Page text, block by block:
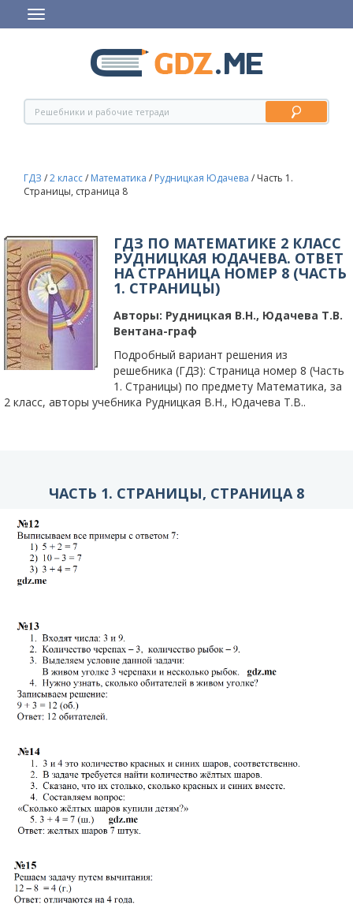
ГДЗ /2 класс/ Математика / Рудницкая Юдачева / Часть 1.
Страницы, страница 8
ГДЗ ПО МАТЕМАТИКЕ 2 КЛАСС
РУДНИЦКАЯ ЮДАЧЕВА. ОТВЕТ
НА СТРАНИЦА НОМЕР 8 (ЧАСТЬ
1. СТРАНИЦЫ)
Авторы: Рудницкая В.Н., Юдачева T.B.
Вентана-граф
Подробный вариант решения из
решебника (ГДЗ): Страница номер 8 (Часть
1. Страницы) по предмету Математика, за
2 класс, авторы учебника Рудницкая В.Н., Юдачева T.B..
ЧАСТЬ 1. СТРАНИЦЫ, СТРАНИЦА 8